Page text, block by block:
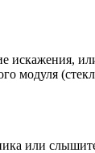
искажения,
модуля
или